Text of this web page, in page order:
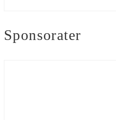
Sponsorater